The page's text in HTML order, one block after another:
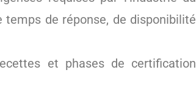
de réponse, de disponibilité
et phases de certification